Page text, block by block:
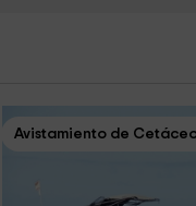
Avistamiento de